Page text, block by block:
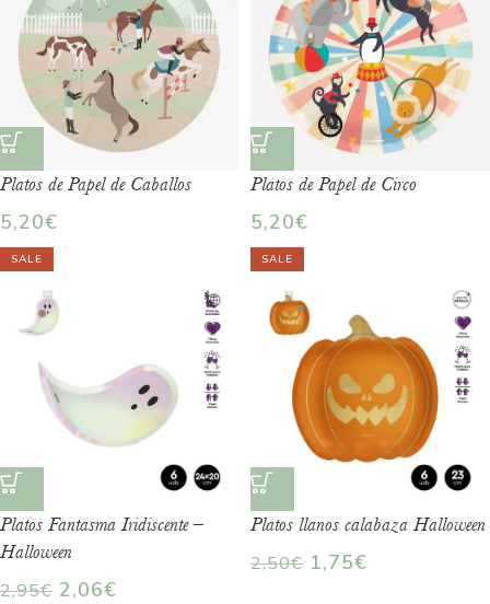
Platos de Papel de Caballos
5,20€
Platos de Papel de Circo
5,20€
SALE
Platos Fantasma Iridiscente –
Halloween
2,95€ 2,06€
SALE
Platos llanos calabaza Halloween
2,50€ 1,75€